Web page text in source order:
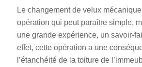
Le changement de velux
opération qui peut paraître simple,
une grande expérience, un savoir-
effet, cette opération a une
l’étanchéité de la toiture de